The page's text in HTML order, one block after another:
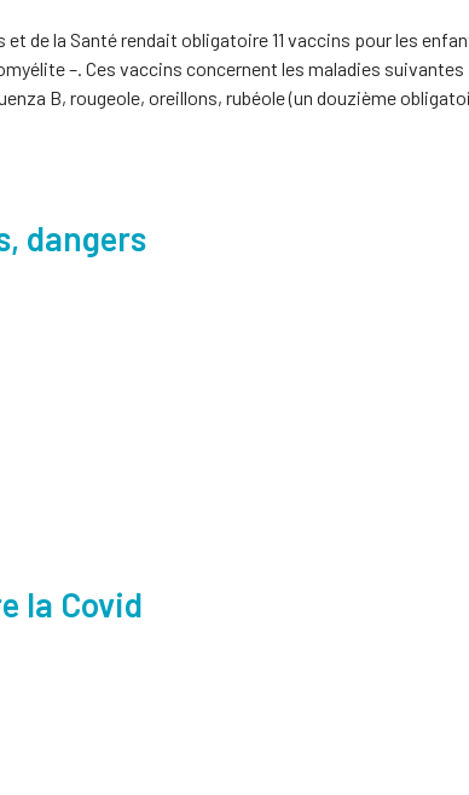
de la Santé rendait obligatoire 11 vaccins pour les
–. Ces vaccins concernent les maladies
B, rougeole, oreillons, rubéole (un douzième
dangers
la Covid